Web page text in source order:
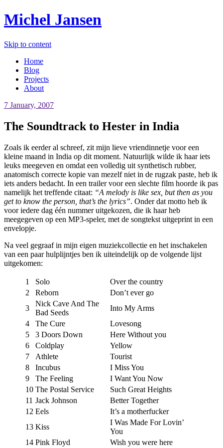
Michel Jansen
Skip to content
Home
Blog
Projects
About
7 January, 2007
The Soundtrack to Hester in India
Zoals ik eerder al schreef, zit mijn lieve vriendinnetje voor een
kleine maand in India op dit moment. Natuurlijk wilde ik haar iets
leuks meegeven en omdat een volledig uit synthetisch rubber,
anatomisch correcte kopie van mezelf niet in de rugzak paste, heb ik
iets anders bedacht. In een trailer voor een slechte film hoorde ik pas
namelijk het treffende citaat: “A melody is like sex, but then as you
get to know the person, that’s the lyrics”. Onder dat motto heb ik
voor iedere dag één nummer uitgekozen, die ik haar heb
meegegeven op een MP3-speler, met de songtekst uitgeprint in een
envelopje.
Na veel gegraaf in mijn eigen muziekcollectie en het inschakelen
van een paar hulplijntjes ben ik uiteindelijk op de volgende lijst
uitgekomen:
1 Solo
Over the country
2
Reborn
Don’t ever go
3
Nick Cave And The
Bad Seeds
Into My Arms
4
The Cure
Lovesong
5
3 Doors Down
Here Without you
6
Coldplay
Yellow
7
Athlete
Tourist
8
Incubus
I Miss You
9
The Feeling
I Want You Now
10 The Postal Service
Such Great Heights
11 Jack Johnson
Better Together
12 Eels
It’s a motherfucker
13 Kiss
I Was Made For Lovin’
You
14 Pink Floyd
Wish you were here